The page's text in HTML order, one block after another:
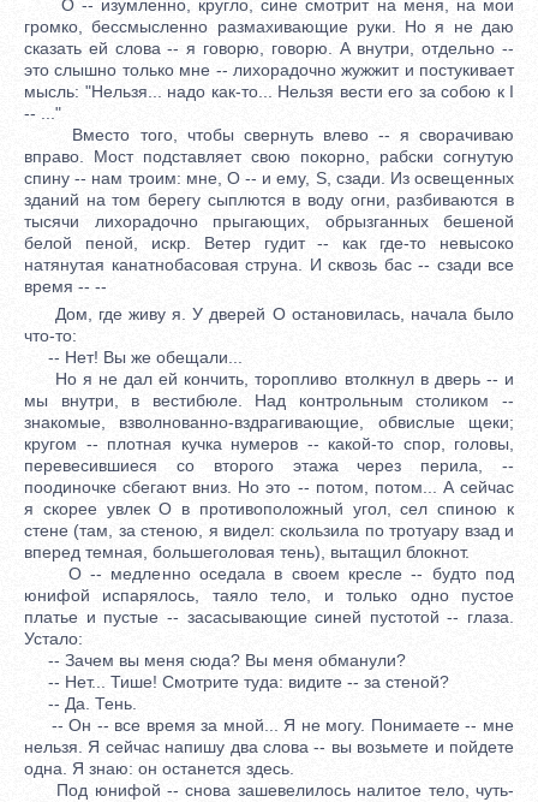
О -- изумленно, кругло, сине смотрит на меня, на мои
громко, бессмысленно размахивающие руки. Но я не даю
сказать ей слова -- я говорю, говорю. А внутри, отдельно --
это слышно только мне -- лихорадочно жужжит и постукивает
мысль: "Нельзя... надо как-то... Нельзя вести его за собою к I
-- ..."
Вместо того, чтобы свернуть влево -- я сворачиваю
вправо. Мост подставляет свою покорно, рабски согнутую
спину -- нам троим: мне, О -- и ему, S, сзади. Из освещенных
зданий на том берегу сыплются в воду огни, разбиваются в
тысячи лихорадочно прыгающих, обрызганных бешеной
белой пеной, искр. Ветер гудит -- как где-то невысоко
натянутая канатнобасовая струна. И сквозь бас -- сзади все
время -- --
Дом, где живу я. У дверей О остановилась, начала было
что-то:
-- Нет! Вы же обещали...
Но я не дал ей кончить, торопливо втолкнул в дверь -- и
мы внутри, в вестибюле. Над контрольным столиком --
знакомые, взволнованно-вздрагивающие, обвислые щеки;
кругом -- плотная кучка нумеров -- какой-то спор, головы,
перевесившиеся со второго этажа через перила, --
поодиночке сбегают вниз. Но это -- потом, потом... А сейчас
я скорее увлек О в противоположный угол, сел спиною к
стене (там, за стеною, я видел: скользила по тротуару взад и
вперед темная, большеголовая тень), вытащил блокнот.
О -- медленно оседала в своем кресле -- будто под
юнифой испарялось, таяло тело, и только одно пустое
платье и пустые -- засасывающие синей пустотой -- глаза.
Устало:
-- Зачем вы меня сюда? Вы меня обманули?
-- Нет... Тише! Смотрите туда: видите -- за стеной?
-- Да. Тень.
-- Он -- все время за мной... Я не могу. Понимаете -- мне
нельзя. Я сейчас напишу два слова -- вы возьмете и пойдете
одна. Я знаю: он останется здесь.
Под юнифой -- снова зашевелилось налитое тело, чуть-